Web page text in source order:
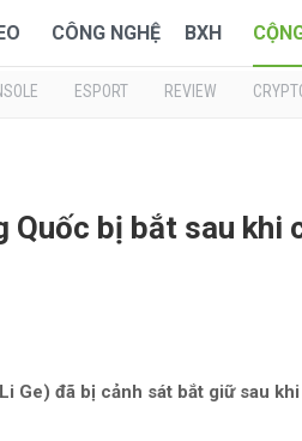
CÔNG NGHỆ BXH
ESPORT REVIEW
Quốc bị bắt sau khi
Ge) đã bị cảnh sát bắt giữ sau